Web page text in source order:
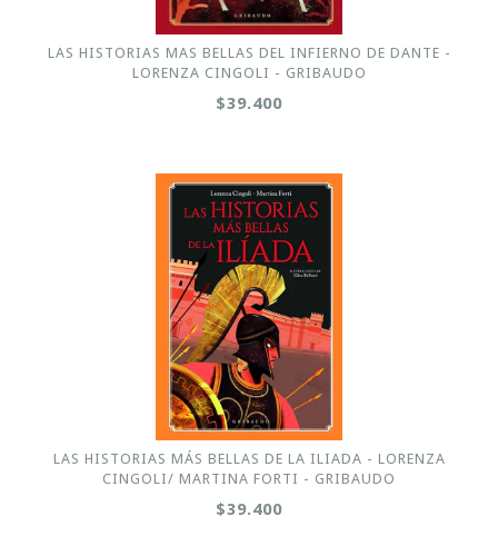
LAS HISTORIAS MAS BELLAS DEL INFIERNO DE DANTE -
LORENZA CINGOLI - GRIBAUDO
$39.400
LAS HISTORIAS MÁS BELLAS DE LA ILIADA - LORENZA
CINGOLI/ MARTINA FORTI - GRIBAUDO
$39.400